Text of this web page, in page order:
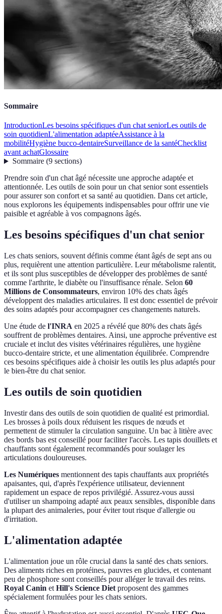
Sommaire
IntroductionLes besoins spécifiques d'un chat seniorLes outils de
soin quotidienL'alimentation adaptéeAssistance à la
mobilitéHygiène bucco-dentaireSurveillance de la santéChecklist
avant achatGlossaire
Sommaire(9 sections)
Prendre soin d'un chat âgé nécessite une approche adaptée et
attentionnée. Les outils de soin pour un chat senior sont essentiels
pour assurer son confort et sa santé au quotidien. Dans cet article,
nous explorons les équipements indispensables pour offrir une vie
paisible et agréable à vos compagnons âgés.
Les besoins spécifiques d'un chat senior
Les chats seniors, souvent définis comme étant âgés de sept ans ou
plus, requièrent une attention particulière. Leur métabolisme ralentit,
et ils sont plus susceptibles de développer des problèmes de santé
comme l'arthrite, le diabète ou l'insuffisance rénale. Selon 60
Millions de Consommateurs, environ 10% des chats âgés
développent des maladies articulaires. Il est donc essentiel de prévoir
des soins adaptés pour accompagner ces changements naturels.
Une étude de l'INRA en 2025 a révélé que 80% des chats âgés
souffrent de problèmes dentaires. Ainsi, une approche préventive est
cruciale et inclut des visites vétérinaires régulières, une hygiène
bucco-dentaire stricte, et une alimentation équilibrée. Comprendre
ces besoins spécifiques aide à choisir les outils les plus adaptés pour
le bien-être du chat senior.
Les outils de soin quotidien
Investir dans des outils de soin quotidien de qualité est primordial.
Les brosses à poils doux réduisent les risques de nœuds et
permettent de stimuler la circulation sanguine. Un bac à litière avec
des bords bas est conseillé pour faciliter l'accès. Les tapis douillets et
chauffants sont également recommandés pour soulager les
articulations douloureuses.
Les Numériques mentionnent des tapis chauffants aux propriétés
apaisantes, qui, d'après l'expérience utilisateur, deviennent
rapidement un espace de repos privilégié. Assurez-vous aussi
d'utiliser un shampoing adapté aux peaux sensibles, disponible dans
la plupart des animaleries, pour éviter tout risque d'allergie ou
d'irritation.
L'alimentation adaptée
L'alimentation joue un rôle crucial dans la santé des chats seniors.
Des aliments riches en protéines, pauvres en glucides, et contenant
peu de phosphore sont conseillés pour alléger le travail des reins.
Royal Canin et Hill's Science Diet proposent des gammes
spécialement formulées pour les chats seniors.